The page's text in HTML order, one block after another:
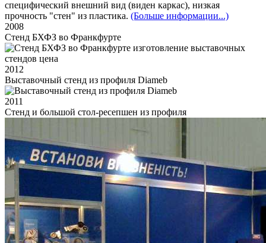
специфический внешний вид (виден каркас), низкая
прочность "стен" из пластика. (Больше информации...)
2008
Стенд БХФЗ во Франкфурте
2012
Выставочный стенд из профиля Diameb
2011
Стенд и большой стол-ресепшен из профиля